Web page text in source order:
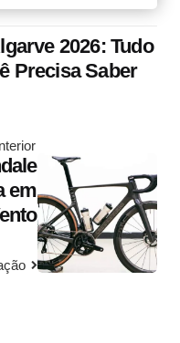
2026: Tudo
Precisa Saber
em